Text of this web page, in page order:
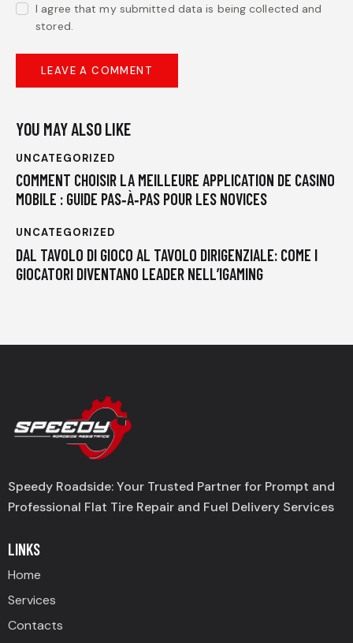
I agree that my submitted data is being collected and
stored.
YOU MAY ALSO LIKE
UNCATEGORIZED
COMMENT CHOISIR LA MEILLEURE APPLICATION DE CASINO
MOBILE : GUIDE PAS‑À‑PAS POUR LES NOVICES
UNCATEGORIZED
DAL TAVOLO DI GIOCO AL TAVOLO DIRIGENZIALE: COME I
GIOCATORI DIVENTANO LEADER NELL’IGAMING
Speedy Roadside: Your Trusted Partner for Prompt and
Professional Flat Tire Repair and Fuel Delivery Services
LINKS
Home
Services
Contacts